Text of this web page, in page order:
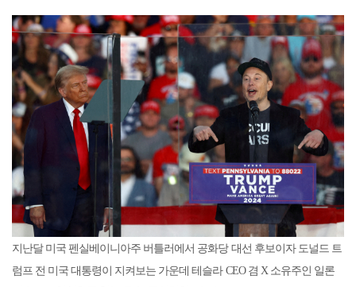
지난달 미국 펜실베이니아주 버틀러에서 공화당 대선 후보이자 도널드 트
럼프 전 미국 대통령이 지켜보는 가운데 테슬라 CEO 겸 X 소유주인 일론